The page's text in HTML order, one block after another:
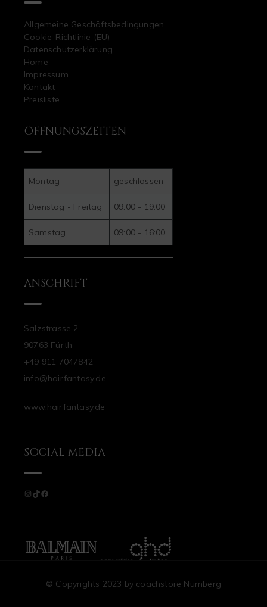
Allgemeine Geschäftsbedingungen
Cookie-Richtlinie (EU)
Datenschutzerklärung
Home
Impressum
Kontakt
Preisliste
ÖFFNUNGSZEITEN
Montag geschlossen
Dienstag - Freitag 09:00 - 19:00
Samstag 09:00 - 16:00
ANSCHRIFT
Salzstrasse 2
90763 Fürth
+49 911 7047842
info@hairfantasy.de
www.hairfantasy.de
SOCIAL MEDIA
Instagram
TikTok
© Copyrights 2023 by coachstore Nürnberg